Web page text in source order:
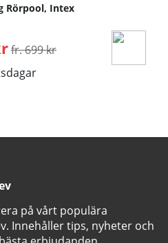
Rörpool, Intex
Ordinarie pris:
fr. 699 kr
på vårt populära
Innehåller tips, nyheter och